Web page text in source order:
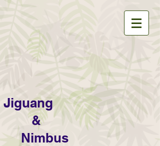
Jiguang
&
Nimbus